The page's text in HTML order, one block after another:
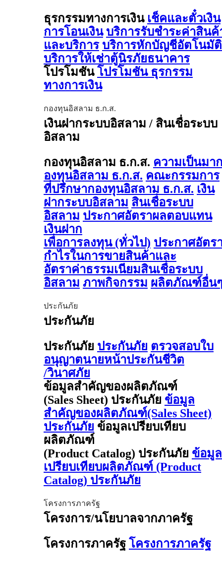
ธุรกรรมทางการเงิน เช็คและตั๋วเงิน
การโอนเงิน บริการรับชำระค่าสินค้
และบริการ บริการหักบัญชีอัตโนมัติ
บริการให้เช่าตู้นิรภัยธนาคาร
โปรโมชัน โปรโมชัน ธุรกรรม
ทางการเงิน
กองทุนอิสลาม ธ.ก.ส.
เงินฝากระบบอิสลาม / สินเชื่อระบบ
อิสลาม
กองทุนอิสลาม ธ.ก.ส. ความเป็นมา
องทุนอิสลาม ธ.ก.ส. คณะกรรมการ
ที่ปรึกษากองทุนอิสลาม ธ.ก.ส. เงิน
ฝากระบบอิสลาม สินเชื่อระบบ
อิสลาม ประกาศอัตราผลตอบแทน
เงินฝาก
เพื่อการลงทุน (ทั่วไป) ประกาศอัตร
กำไรในการขายสินค้าและ
อัตราค่าธรรมเนียมสินเชื่อระบบ
อิสลาม ภาพกิจกรรม ผลิตภัณฑ์อื่น
ประกันภัย
ประกันภัย
ประกันภัย ประกันภัย ตรวจสอบใบ
อนุญาตนายหน้าประกันชีวิต
/วินาศภัย
ข้อมูลสำคัญของผลิตภัณฑ์
(Sales Sheet) ประกันภัย ข้อมูล
สำคัญของผลิตภัณฑ์(Sales Sheet)
ประกันภัย ข้อมูลเปรียบเทียบ
ผลิตภัณฑ์
(Product Catalog) ประกันภัย ข้อมูล
เปรียบเทียบผลิตภัณฑ์ (Product
Catalog) ประกันภัย
โครงการภาครัฐ
โครงการ/นโยบาลจากภาครัฐ
โครงการภาครัฐ โครงการภาครัฐ